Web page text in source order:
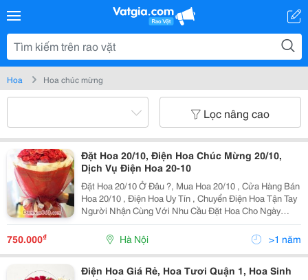
Hoa Hoa chúc mừng
Lọc nâng cao
Đặt Hoa 20/10, Điện Hoa Chúc Mừng 20/10,
Dịch Vụ Điện Hoa 20-10
Đặt Hoa 20/10 Ở Đâu ?, Mua Hoa 20/10 , Cửa Hàng Bán
Hoa 20/10 , Điện Hoa Uy Tín , Chuyển Điện Hoa Tận Tay
Người Nhận Cùng Với Nhu Cầu Đặt Hoa Cho Ngày
20/10 Thì Các Nhà Cung Cấp Hoa Cũng Không Ngừng
Cung Cấp Các Mẫu Hoa Đẹp, Các Cửa Hàng Cóc, Các
750.000₫ Hà Nội >1 năm
Điện Hoa Giá Rẻ, Hoa Tươi Quận 1, Hoa Sinh